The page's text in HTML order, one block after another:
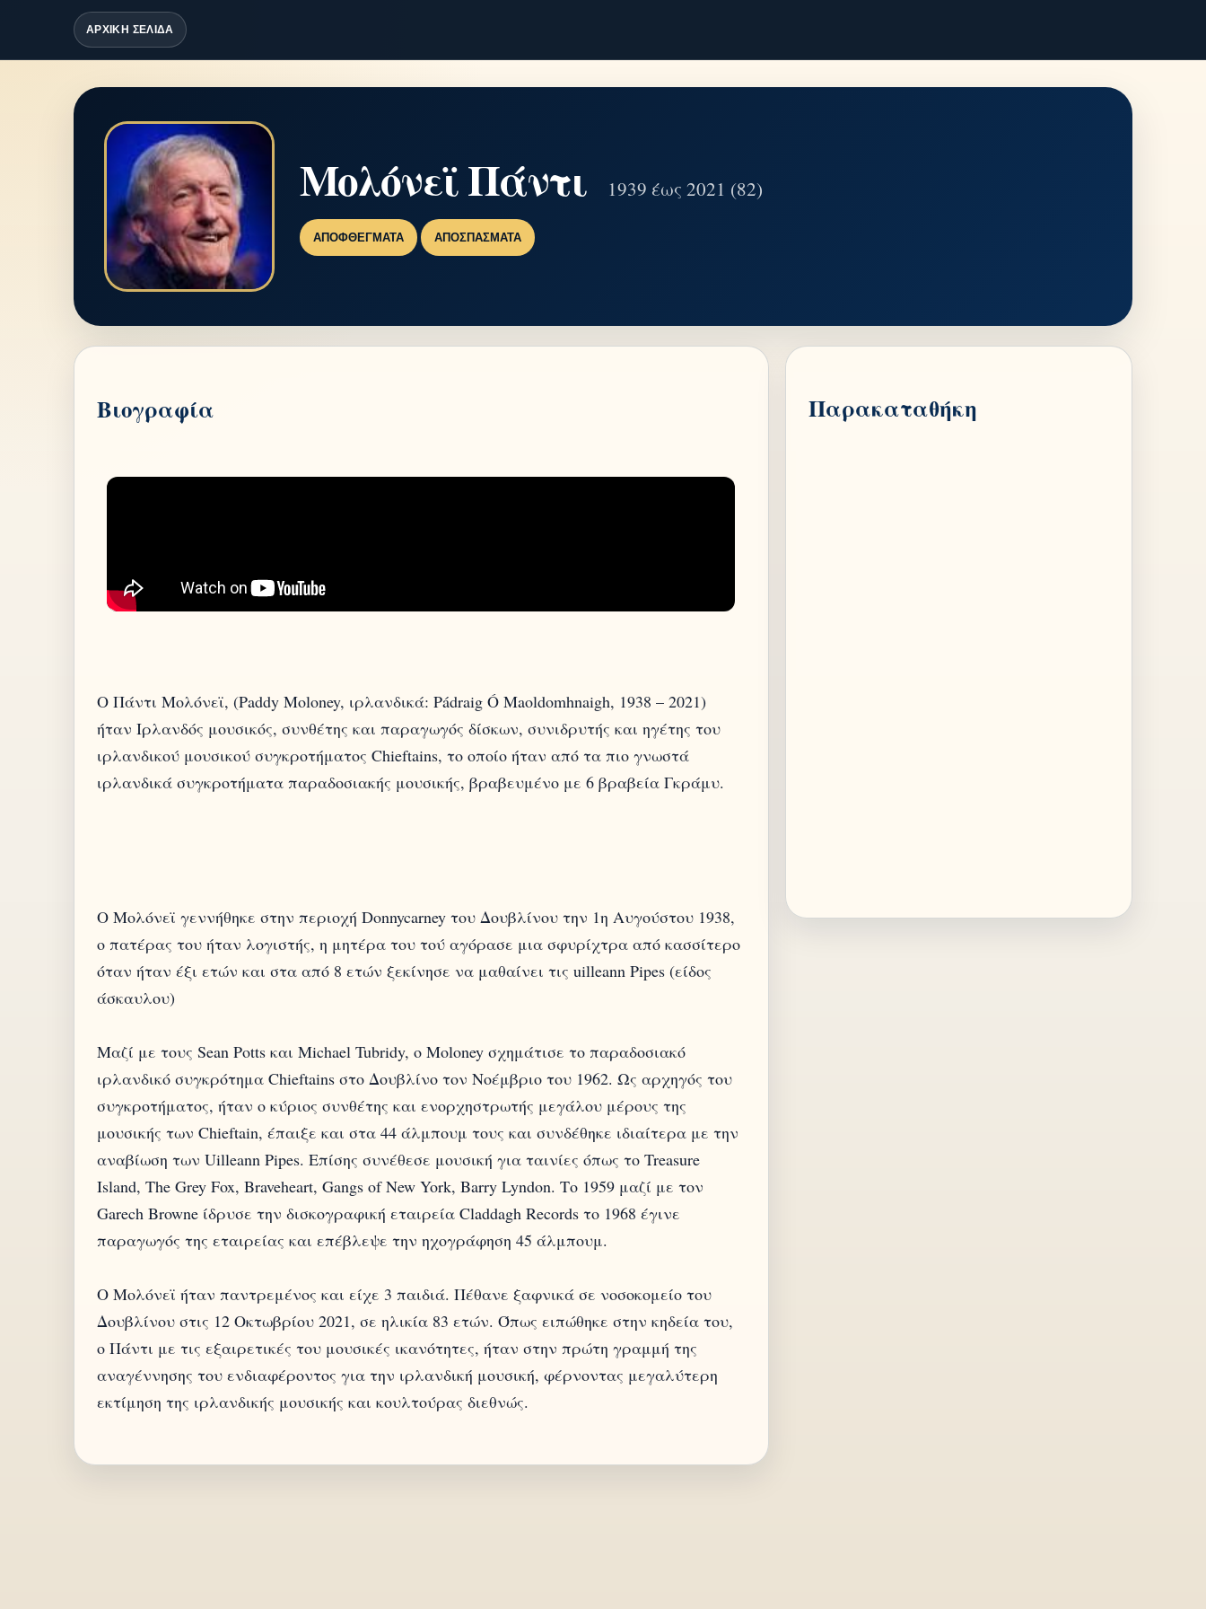
ΑΡΧΙΚΗ ΣΕΛΙΔΑ
Μολόνεϊ Πάντι 1939 έως 2021 (82)
ΑΠΟΦΘΈΓΜΑΤΑ ΑΠΟΣΠΆΣΜΑΤΑ
Βιογραφία
Ο Πάντι Μολόνεϊ, (Paddy Moloney, ιρλανδικά: Pádraig Ó Maoldomhnaigh, 1938 – 2021)
ήταν Ιρλανδός μουσικός, συνθέτης και παραγωγός δίσκων, συνιδρυτής και ηγέτης του
ιρλανδικού μουσικού συγκροτήματος Chieftains, το οποίο ήταν από τα πιο γνωστά
ιρλανδικά συγκροτήματα παραδοσιακής μουσικής, βραβευμένο με 6 βραβεία Γκράμυ.
Ο Μολόνεϊ γεννήθηκε στην περιοχή Donnycarney του Δουβλίνου την 1η Αυγούστου 1938,
ο πατέρας του ήταν λογιστής, η μητέρα του τού αγόρασε μια σφυρίχτρα από κασσίτερο
όταν ήταν έξι ετών και στα από 8 ετών ξεκίνησε να μαθαίνει τις uilleann Pipes (είδος
άσκαυλου)
Μαζί με τους Sean Potts και Michael Tubridy, ο Moloney σχημάτισε το παραδοσιακό
ιρλανδικό συγκρότημα Chieftains στο Δουβλίνο τον Νοέμβριο του 1962. Ως αρχηγός του
συγκροτήματος, ήταν ο κύριος συνθέτης και ενορχηστρωτής μεγάλου μέρους της
μουσικής των Chieftain, έπαιξε και στα 44 άλμπουμ τους και συνδέθηκε ιδιαίτερα με την
αναβίωση των Uilleann Pipes. Επίσης συνέθεσε μουσική για ταινίες όπως το Treasure
Island, The Grey Fox, Braveheart, Gangs of New York, Barry Lyndon. Το 1959 μαζί με τον
Garech Browne ίδρυσε την δισκογραφική εταιρεία Claddagh Records το 1968 έγινε
παραγωγός της εταιρείας και επέβλεψε την ηχογράφηση 45 άλμπουμ.
Ο Μολόνεϊ ήταν παντρεμένος και είχε 3 παιδιά. Πέθανε ξαφνικά σε νοσοκομείο του
Δουβλίνου στις 12 Οκτωβρίου 2021, σε ηλικία 83 ετών. Όπως ειπώθηκε στην κηδεία του,
ο Πάντι με τις εξαιρετικές του μουσικές ικανότητες, ήταν στην πρώτη γραμμή της
αναγέννησης του ενδιαφέροντος για την ιρλανδική μουσική, φέρνοντας μεγαλύτερη
εκτίμηση της ιρλανδικής μουσικής και κουλτούρας διεθνώς.
Παρακαταθήκη